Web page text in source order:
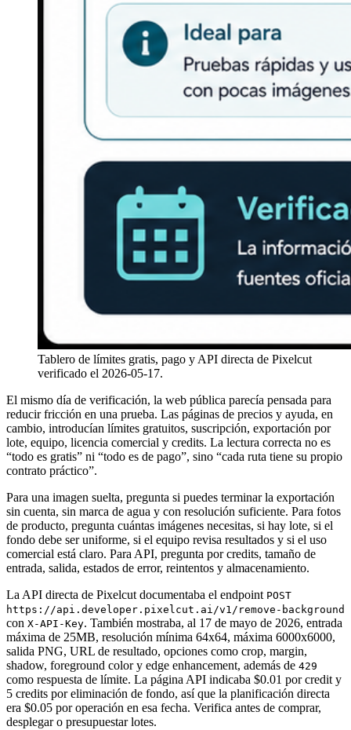
Tablero de límites gratis, pago y API directa de Pixelcut
verificado el 2026-05-17.
El mismo día de verificación, la web pública parecía pensada para
reducir fricción en una prueba. Las páginas de precios y ayuda, en
cambio, introducían límites gratuitos, suscripción, exportación por
lote, equipo, licencia comercial y credits. La lectura correcta no es
“todo es gratis” ni “todo es de pago”, sino “cada ruta tiene su propio
contrato práctico”.
Para una imagen suelta, pregunta si puedes terminar la exportación
sin cuenta, sin marca de agua y con resolución suficiente. Para fotos
de producto, pregunta cuántas imágenes necesitas, si hay lote, si el
fondo debe ser uniforme, si el equipo revisa resultados y si el uso
comercial está claro. Para API, pregunta por credits, tamaño de
entrada, salida, estados de error, reintentos y almacenamiento.
La API directa de Pixelcut documentaba el endpoint POST
https://api.developer.pixelcut.ai/v1/remove-background
con X-API-Key. También mostraba, al 17 de mayo de 2026, entrada
máxima de 25MB, resolución mínima 64x64, máxima 6000x6000,
salida PNG, URL de resultado, opciones como crop, margin,
shadow, foreground color y edge enhancement, además de 429
como respuesta de límite. La página API indicaba $0.01 por credit y
5 credits por eliminación de fondo, así que la planificación directa
era $0.05 por operación en esa fecha. Verifica antes de comprar,
desplegar o presupuestar lotes.